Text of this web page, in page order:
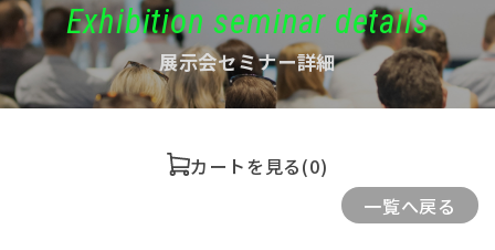
Exhibition seminar details
展示会セミナー詳細
カートを見る(0)
一覧へ戻る